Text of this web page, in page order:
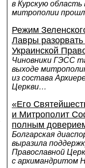
в Курскую область
митрополии
Режим
Лавры
Украинской
Чиновники ГЭСС
выходе
из состава
Церкви…
«Его
и Митрополит
полным
Болгарская
выразила
Православной
с архимандритом